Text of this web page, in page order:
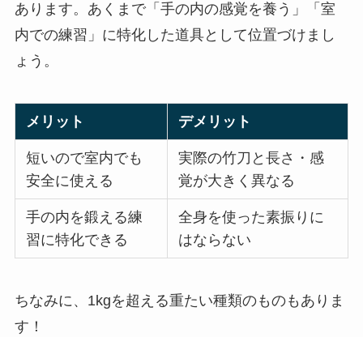
あります。あくまで「手の内の感覚を養う」「室
内での練習」に特化した道具として位置づけまし
ょう。
メリット デメリット
短いので室内でも
安全に使える
実際の竹刀と長さ・感
覚が大きく異なる
手の内を鍛える練
習に特化できる
全身を使った素振りに
はならない
ちなみに、1kgを超える重たい種類のものもありま
す！